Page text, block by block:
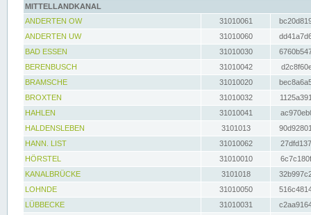
MITTELLANDKANAL
ANDERTEN OW
31010061
ANDERTEN UW
31010060
BAD ESSEN
31010030
BERENBUSCH
31010042
BRAMSCHE
31010020
BROXTEN
31010032
HAHLEN
31010041
HALDENSLEBEN
3101013
HANN. LIST
31010062
HÖRSTEL
31010010
KANALBRÜCKE
3101018
LOHNDE
31010050
LÜBBECKE
31010031